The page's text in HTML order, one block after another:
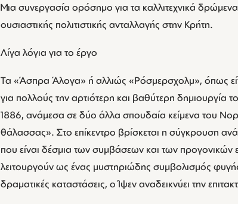
Μια συνεργασία ορόσημο για τα καλλιτεχνικά
ουσιαστικής πολιτιστικής ανταλλαγής στην Κρήτη.
Λίγα λόγια για το έργο
Τα «Άσπρα Άλογα» ή αλλιώς «Ρόσμερσχολμ», όπως
για πολλούς την αρτιότερη και βαθύτερη δημιουργία
1886, ανάμεσα σε δύο άλλα σπουδαία κείμενα του
θάλασσας». Στο επίκεντρο βρίσκεται η σύγκρουση
που είναι δέσμια των συμβάσεων και των
λειτουργούν ως ένας μυστηριώδης συμβολισμός
δραματικές καταστάσεις, ο Ίψεν αναδεικνύει την